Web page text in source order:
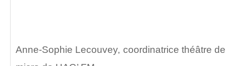
Anne-Sophie Lecouvey, coordinatrice théâtre